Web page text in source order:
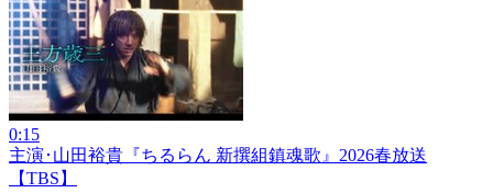
0:15
主演･山田裕貴『ちるらん 新撰組鎮魂歌』2026春放送
【TBS】